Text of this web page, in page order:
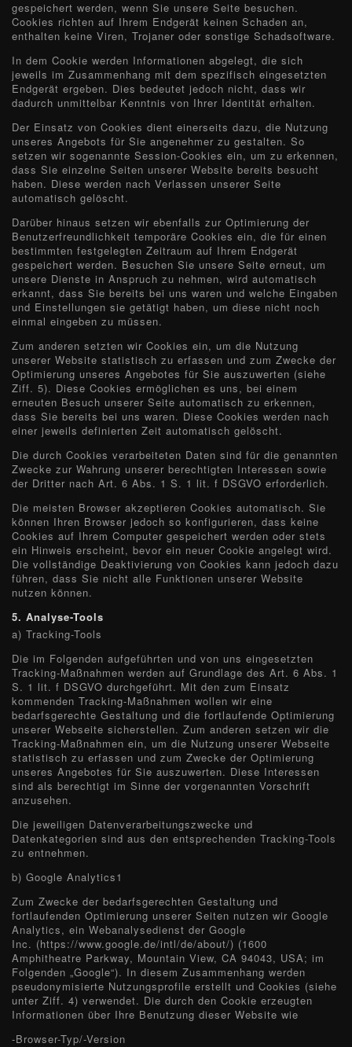
gespeichert werden, wenn Sie unsere Seite besuchen.
Cookies richten auf Ihrem Endgerät keinen Schaden an,
enthalten keine Viren, Trojaner oder sonstige Schadsoftware.
In dem Cookie werden Informationen abgelegt, die sich
jeweils im Zusammenhang mit dem spezifisch eingesetzten
Endgerät ergeben. Dies bedeutet jedoch nicht, dass wir
dadurch unmittelbar Kenntnis von Ihrer Identität erhalten.
Der Einsatz von Cookies dient einerseits dazu, die Nutzung
unseres Angebots für Sie angenehmer zu gestalten. So
setzen wir sogenannte Session-Cookies ein, um zu erkennen,
dass Sie einzelne Seiten unserer Website bereits besucht
haben. Diese werden nach Verlassen unserer Seite
automatisch gelöscht.
Darüber hinaus setzen wir ebenfalls zur Optimierung der
Benutzerfreundlichkeit temporäre Cookies ein, die für einen
bestimmten festgelegten Zeitraum auf Ihrem Endgerät
gespeichert werden. Besuchen Sie unsere Seite erneut, um
unsere Dienste in Anspruch zu nehmen, wird automatisch
erkannt, dass Sie bereits bei uns waren und welche Eingaben
und Einstellungen sie getätigt haben, um diese nicht noch
einmal eingeben zu müssen.
Zum anderen setzten wir Cookies ein, um die Nutzung
unserer Website statistisch zu erfassen und zum Zwecke der
Optimierung unseres Angebotes für Sie auszuwerten (siehe
Ziff. 5). Diese Cookies ermöglichen es uns, bei einem
erneuten Besuch unserer Seite automatisch zu erkennen,
dass Sie bereits bei uns waren. Diese Cookies werden nach
einer jeweils definierten Zeit automatisch gelöscht.
Die durch Cookies verarbeiteten Daten sind für die genannten
Zwecke zur Wahrung unserer berechtigten Interessen sowie
der Dritter nach Art. 6 Abs. 1 S. 1 lit. f DSGVO erforderlich.
Die meisten Browser akzeptieren Cookies automatisch. Sie
können Ihren Browser jedoch so konfigurieren, dass keine
Cookies auf Ihrem Computer gespeichert werden oder stets
ein Hinweis erscheint, bevor ein neuer Cookie angelegt wird.
Die vollständige Deaktivierung von Cookies kann jedoch dazu
führen, dass Sie nicht alle Funktionen unserer Website
nutzen können.
5. Analyse-Tools
a) Tracking-Tools
Die im Folgenden aufgeführten und von uns eingesetzten
Tracking-Maßnahmen werden auf Grundlage des Art. 6 Abs. 1
S. 1 lit. f DSGVO durchgeführt. Mit den zum Einsatz
kommenden Tracking-Maßnahmen wollen wir eine
bedarfsgerechte Gestaltung und die fortlaufende Optimierung
unserer Webseite sicherstellen. Zum anderen setzen wir die
Tracking-Maßnahmen ein, um die Nutzung unserer Webseite
statistisch zu erfassen und zum Zwecke der Optimierung
unseres Angebotes für Sie auszuwerten. Diese Interessen
sind als berechtigt im Sinne der vorgenannten Vorschrift
anzusehen.
Die jeweiligen Datenverarbeitungszwecke und
Datenkategorien sind aus den entsprechenden Tracking-Tools
zu entnehmen.
b) Google Analytics1
Zum Zwecke der bedarfsgerechten Gestaltung und
fortlaufenden Optimierung unserer Seiten nutzen wir Google
Analytics, ein Webanalysedienst der Google
Inc. (https://www.google.de/intl/de/about/) (1600
Amphitheatre Parkway, Mountain View, CA 94043, USA; im
Folgenden „Google“). In diesem Zusammenhang werden
pseudonymisierte Nutzungsprofile erstellt und Cookies (siehe
unter Ziff. 4) verwendet. Die durch den Cookie erzeugten
Informationen über Ihre Benutzung dieser Website wie
-Browser-Typ/-Version